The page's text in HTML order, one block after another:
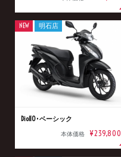
Dio110･ベーシック
本体価格 ¥239,800
NEW 明石店